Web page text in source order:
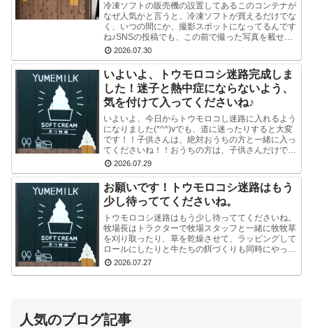
冷凍ソフトの販売機の設置してあるこのコンテナが
なぜ人気かと言うと、冷凍ソフトが買えるだけでな
く、いつの間にか、撮影スポットになってるんです
ね♪SNSの投稿でも、この前で撮った写真を載せて
る方多数です(^-^) かわいい写真が撮れますよ♪冷
凍...
2026.07.30
いよいよ、トウモロコシ迷路完成しま
した！迷子と熱中症にならないよう、
気を付けて入ってくださいね♪
いよいよ、今日からトウモロコし迷路に入れるよう
になりました(*^^)vでも、道に迷ったりすると大変
です！！子供さんは、絶対おうちの方と一緒に入っ
てくださいね！！おうちの方は、子供さんだけで迷
路にはいかせないでくださいね！！よろしくおねが
いし...
2026.07.29
お願いです！トウモロコシ迷路はもう
少し待っててくださいね。
トウモロコシ迷路はもう少し待っててくださいね。
牧場長はトラクターで牧場スタッフと一緒に牧牧草
を刈り取ったり、草を乾燥させて、ラッピングして
ロールにしたりと牛たちの餌づくりも同時にやって
いるので、看板を立て切れていないんです。今はま
2026.07.27
人気のブログ記事